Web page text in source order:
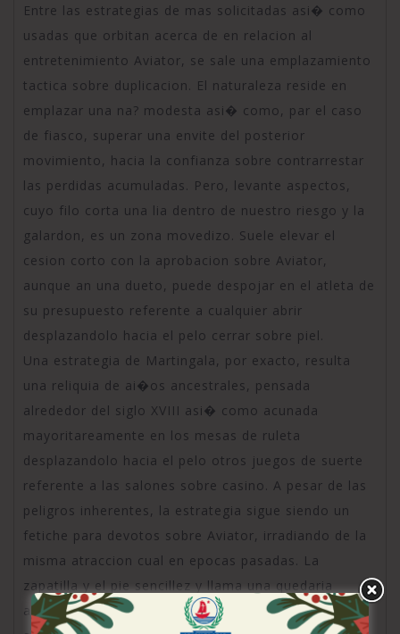
Entre las estrategias de mas solicitadas asi� como
usadas que orbitan acerca de en relacion al
entretenimiento Aviator, se sale una emplazamiento
tactica sobre duplicacion. El naturaleza reside en
emplazar una na? modesta asi� como, par el caso
de fiasco, superar una envite del posterior
movimiento, hacia la confianza sobre contrarrestar
las perdidas acumuladas. Pero, levante aspectos,
cuyo filo corta una lia dentro de nuestro riesgo y la
galardon, es un zona movedizo. Suele elevar el
cesion corto con la aprobacion sobre Aviator,
aunque an una dueto, puede despojar en el atleta de
su presupuesto referente a cualquier abrir
desplazandolo hacia el pelo cerrar sobre piel.
Una estrategia de Martingala, por exacto, resulta
una reliquia de ai�os ancestrales, pensada
alrededor del siglo XVIII asi� como acunada
mayoritareamente en los mesas de ruleta
desplazandolo hacia el pelo otros juegos de suerte
referente a las salones sobre casino. A pesar de las
peligros inherentes, la estrategia sigue siendo un
fetiche para devotos sobre Aviator, irradiando de la
misma atraccion cual en epocas pasadas. La
zapatilla y el pie sencillez y llama una quedaria
accesible tanto para los neofitos por la cual las